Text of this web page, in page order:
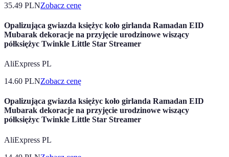
35.49 PLNZobacz cenę
Opalizująca gwiazda księżyc koło girlanda Ramadan EID
Mubarak dekoracje na przyjęcie urodzinowe wiszący
półksiężyc Twinkle Little Star Streamer
AliExpress PL
14.60 PLNZobacz cenę
Opalizująca gwiazda księżyc koło girlanda Ramadan EID
Mubarak dekoracje na przyjęcie urodzinowe wiszący
półksiężyc Twinkle Little Star Streamer
AliExpress PL